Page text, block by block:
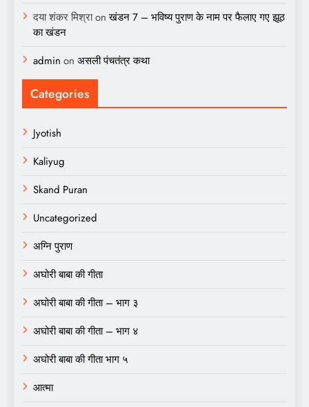
दया शंकर मिश्राonखंडन 7 – भविष्य पुराण के नाम पर फैलाए गए झूठ
का खंडन
admin on असली पंचतंत्र कथा
Categories
Jyotish
Kaliyug
Skand Puran
Uncategorized
अग्नि पुराण
अघोरी बाबा की गीता
अघोरी बाबा की गीता – भाग ३
अघोरी बाबा की गीता – भाग ४
अघोरी बाबा की गीता भाग ५
आत्मा